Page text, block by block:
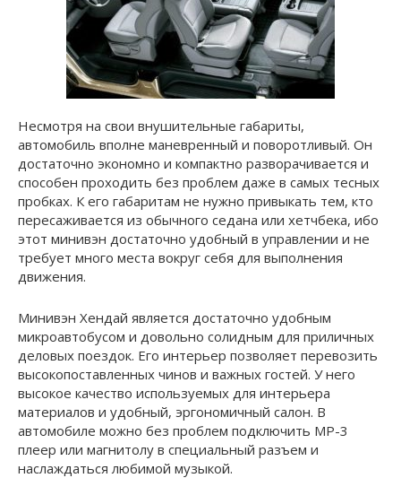
Несмотря на свои внушительные габариты,
автомобиль вполне маневренный и поворотливый. Он
достаточно экономно и компактно разворачивается и
способен проходить без проблем даже в самых тесных
пробках. К его габаритам не нужно привыкать тем, кто
пересаживается из обычного седана или хетчбека, ибо
этот минивэн достаточно удобный в управлении и не
требует много места вокруг себя для выполнения
движения.
Минивэн Хендай является достаточно удобным
микроавтобусом и довольно солидным для приличных
деловых поездок. Его интерьер позволяет перевозить
высокопоставленных чинов и важных гостей. У него
высокое качество используемых для интерьера
материалов и удобный, эргономичный салон. В
автомобиле можно без проблем подключить МР-3
плеер или магнитолу в специальный разъем и
наслаждаться любимой музыкой.